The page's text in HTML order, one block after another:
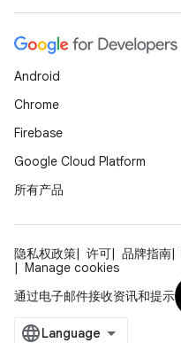
Android
Chrome
Firebase
Google Cloud Platform
所有产品
隐私权政策 许可 品牌指南
Manage cookies
通过电子邮件接收资讯和提示